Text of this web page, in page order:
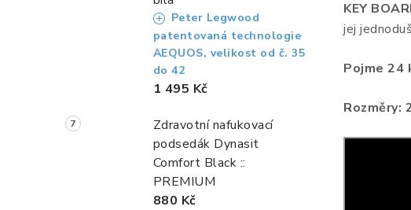
Peter Legwood
patentovaná technologie
AEQUOS, velikost od č. 35
do 42
1 495 Kč
Zdravotní nafukovací
podsedák Dynasit
Comfort Black ::
PREMIUM
880 Kč
KEY
jej
Pojme 24
Rozměry: